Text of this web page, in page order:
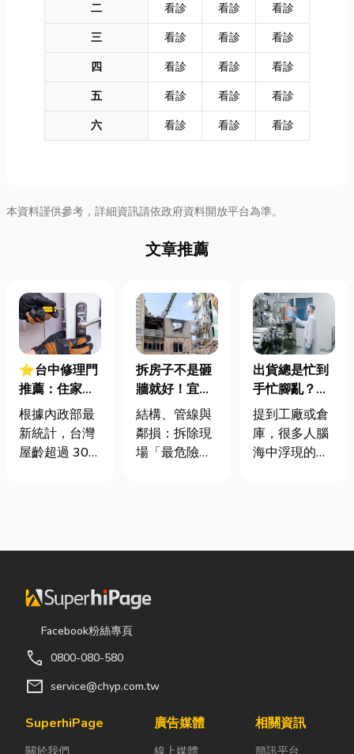
二
看診 看診
看診
三
看診 看診
看診
四
看診 看診
看診
五
看診 看診
看診
六
看診 看診 看診
本資料謹供參考，詳細資訊請依政府資料開放平台為準。
文章推薦
⭐台中修理門
推薦：住家鐵
門卡住、大門
下垂怎麼辦？
維修費用與不
根據內政部最
新統計，台灣
屋齡超過 30
疲勞與結構鏽
明顯。許多屋
主每天回家開
門，都覺得門
拔河，甚至伴
隨刺耳的金屬
實，門片故障
拆房子不是砸
牆就好！宜蘭
裝潢拆除、水
泥切割施工前
必看的避坑指
結構、管線與
鄰損：拆除現
場「最危險的
混亂的環境
果沒做好，最
牆」，盲目亂
陷： 這是老屋
出貨總是忙到
手忙腳亂？包
裝自動化其實
沒有你想像中
那麼遙遠！
提到工廠或倉
庫，很多人腦
海中浮現的畫
著出貨。但你
路購物越來越
Facebook粉絲專頁
call 0800-080-580
mail service@chyp.com.tw
SuperhiPage
關於我們
廣告媒體
線上媒體
相關資訊
簡訊平台